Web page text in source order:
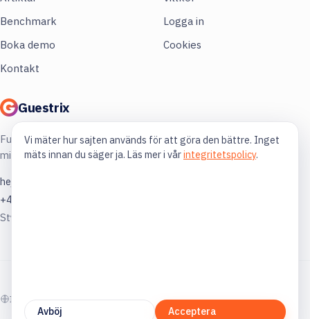
Guestrix
Full koll på din restaurang. Mer lönsamhet,
mindre gissning.
hej@guestrix.com
+46 73 032 72 03
Styckjunkargatan 1, 114 35 Stockholm
Benchmark
Boka demo
Kontakt
Logga in
Cookies
In English
guestrix.com
Vi mäter hur sajten används för att göra den bättre. Inget
mäts innan du säger ja. Läs mer i vårintegritetspolicy.
Avböj Acceptera